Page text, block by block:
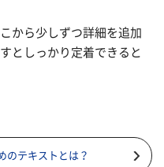
から少しずつ詳細を追加
としっかり定着できると
のテキストとは？